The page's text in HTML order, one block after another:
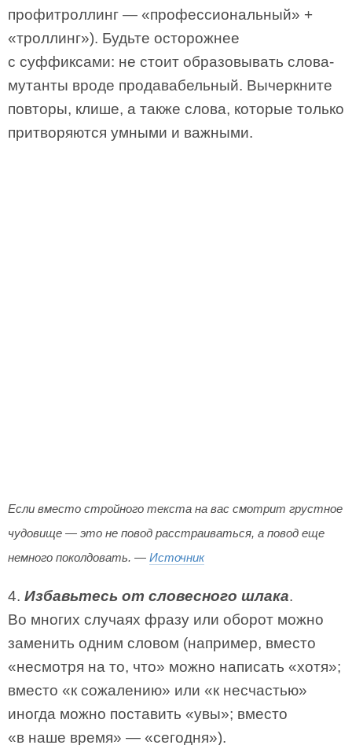
профитроллинг — «профессиональный» +
«троллинг»). Будьте осторожнее
с суффиксами: не стоит образовывать слова-
мутанты вроде продавабельный. Вычеркните
повторы, клише, а также слова, которые только
притворяются умными и важными.
Если вместо стройного текста на вас смотрит грустное
чудовище — это не повод расстраиваться, а повод еще
немного поколдовать. — Источник
4. Избавьтесь от словесного шлака.
Во многих случаях фразу или оборот можно
заменить одним словом (например, вместо
«несмотря на то, что» можно написать «хотя»;
вместо «к сожалению» или «к несчастью»
иногда можно поставить «увы»; вместо
«в наше время» — «сегодня»).